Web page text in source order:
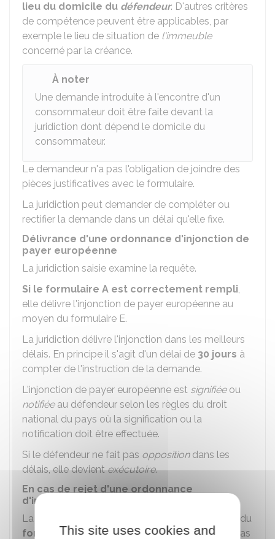
lieu du domicile du défendeur. D'autres critères
de compétence peuvent être applicables, par
exemple le lieu de situation de l'immeuble
concerné par la créance.
À noter
Une demande introduite à l'encontre d'un
consommateur doit être faite devant la
juridiction dont dépend le domicile du
consommateur.
Le demandeur n'a pas l'obligation de joindre des
pièces justificatives avec le formulaire.
La juridiction peut demander de compléter ou
rectifier la demande dans un délai qu'elle fixe.
Délivrance d'une ordonnance d'injonction de
payer européenne
La juridiction saisie examine la requête.
Si le formulaire A est correctement rempli,
elle délivre l'injonction de payer européenne au
moyen du formulaire E.
La juridiction délivre l'injonction dans les meilleurs
délais. En principe il s'agit d'un délai de 30 jours à
compter de l'instruction de la demande.
L'injonction de payer européenne est signifiéeou
notifiéeau défendeur selon les règles du droit
national du pays où la signification ou la
notification doit être effectuée.
Si le défendeur ne fait pas oppositiondans les
délais, elle devientexécutoire.
En cas de rejet d'une ordonnance
d'injonction de payer européenne
La juridiction peut rejeter la demande au moyen du
formulaire D notamment si la demande n'est pas
This site uses cookies and